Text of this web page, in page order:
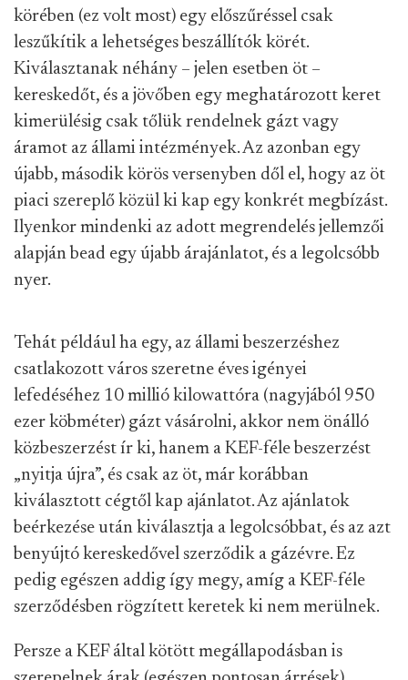
körében (ez volt most) egy előszűréssel csak
leszűkítik a lehetséges beszállítók körét.
Kiválasztanak néhány – jelen esetben öt –
kereskedőt, és a jövőben egy meghatározott keret
kimerülésig csak tőlük rendelnek gázt vagy
áramot az állami intézmények. Az azonban egy
újabb, második körös versenyben dől el, hogy az öt
piaci szereplő közül ki kap egy konkrét megbízást.
Ilyenkor mindenki az adott megrendelés jellemzői
alapján bead egy újabb árajánlatot, és a legolcsóbb
nyer.
Tehát például ha egy, az állami beszerzéshez
csatlakozott város szeretne éves igényei
lefedéséhez 10 millió kilowattóra (nagyjából 950
ezer köbméter) gázt vásárolni, akkor nem önálló
közbeszerzést ír ki, hanem a KEF-féle beszerzést
„nyitja újra”, és csak az öt, már korábban
kiválasztott cégtől kap ajánlatot. Az ajánlatok
beérkezése után kiválasztja a legolcsóbbat, és az azt
benyújtó kereskedővel szerződik a gázévre. Ez
pedig egészen addig így megy, amíg a KEF-féle
szerződésben rögzített keretek ki nem merülnek.
Persze a KEF által kötött megállapodásban is